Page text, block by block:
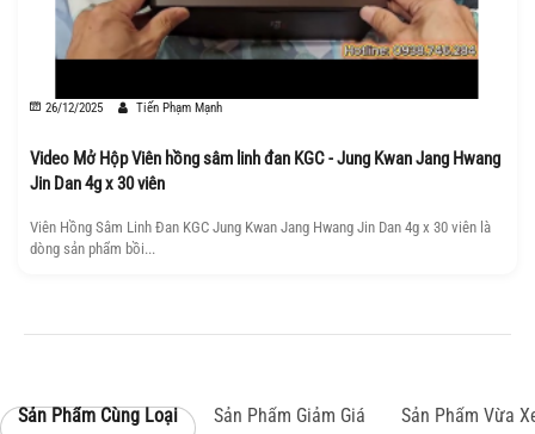
26/12/2025 Tiến Phạm Mạnh
Video Mở Hộp Viên hồng sâm linh đan KGC - Jung Kwan Jang Hwang
Jin Dan 4g x 30 viên
Viên Hồng Sâm Linh Đan KGC Jung Kwan Jang Hwang Jin Dan 4g x 30 viên là
dòng sản phẩm bồi...
Sản Phẩm Cùng Loại Sản Phẩm Giảm Giá Sản Phẩm Vừa